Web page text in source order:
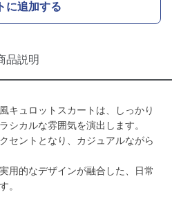
に追加する
品説明
キュロットスカートは、しっかり
シカルな雰囲気を演出します。
セントとなり、カジュアルながら
用的なデザインが融合した、日常
。